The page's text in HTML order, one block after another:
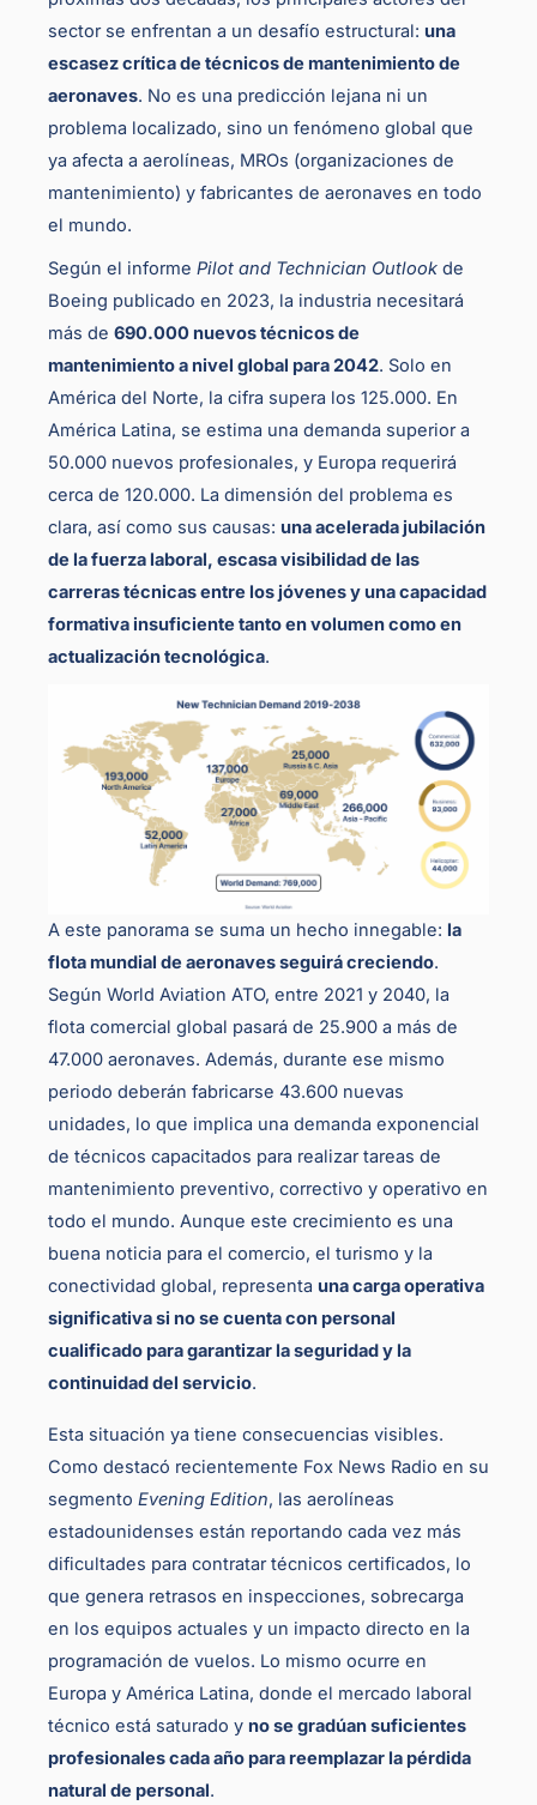
sector se enfrentan a un desafío estructural: una
escasez crítica de técnicos de mantenimiento de
aeronaves. No es una predicción lejana ni un
problema localizado, sino un fenómeno global que
ya afecta a aerolíneas, MROs (organizaciones de
mantenimiento) y fabricantes de aeronaves en todo
el mundo.
Según el informe Pilot and Technician Outlook de
Boeing publicado en 2023, la industria necesitará
más de 690.000 nuevos técnicos de
mantenimiento a nivel global para 2042. Solo en
América del Norte, la cifra supera los 125.000. En
América Latina, se estima una demanda superior a
50.000 nuevos profesionales, y Europa requerirá
cerca de 120.000. La dimensión del problema es
clara, así como sus causas: una acelerada jubilación
de la fuerza laboral, escasa visibilidad de las
carreras técnicas entre los jóvenes y una capacidad
formativa insuficiente tanto en volumen como en
actualización tecnológica.
A este panorama se suma un hecho innegable: la
flota mundial de aeronaves seguirá creciendo.
Según World Aviation ATO, entre 2021 y 2040, la
flota comercial global pasará de 25.900 a más de
47.000 aeronaves. Además, durante ese mismo
periodo deberán fabricarse 43.600 nuevas
unidades, lo que implica una demanda exponencial
de técnicos capacitados para realizar tareas de
mantenimiento preventivo, correctivo y operativo en
todo el mundo. Aunque este crecimiento es una
buena noticia para el comercio, el turismo y la
conectividad global, representa una carga operativa
significativa si no se cuenta con personal
cualificado para garantizar la seguridad y la
continuidad del servicio.
Esta situación ya tiene consecuencias visibles.
Como destacó recientemente Fox News Radio en su
segmento Evening Edition, las aerolíneas
estadounidenses están reportando cada vez más
dificultades para contratar técnicos certificados, lo
que genera retrasos en inspecciones, sobrecarga
en los equipos actuales y un impacto directo en la
programación de vuelos. Lo mismo ocurre en
Europa y América Latina, donde el mercado laboral
técnico está saturado y no se gradúan suficientes
profesionales cada año para reemplazar la pérdida
natural de personal.